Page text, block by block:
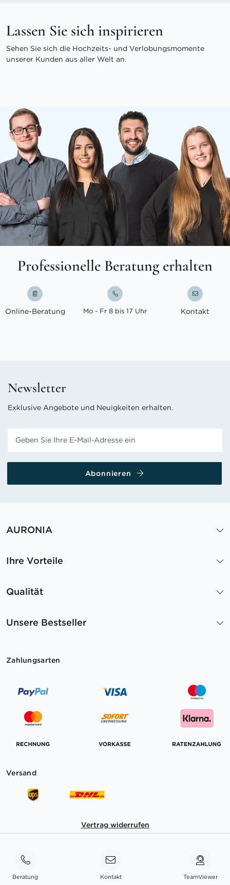
Lassen Sie sich inspirieren
Sehen Sie sich die Hochzeits- und Verlobungsmomente
unserer Kunden aus aller Welt an.
Professionelle Beratung erhalten
Online-Beratung Mo - Fr 8 bis 17 Uhr Kontakt
Newsletter
Exklusive Angebote und Neuigkeiten erhalten.
Abonnieren
AURONIA
Ihre Vorteile
Qualität
Unsere Bestseller
Zahlungsarten
Versand
Vertrag widerrufen
Beratung Kontakt TeamViewer